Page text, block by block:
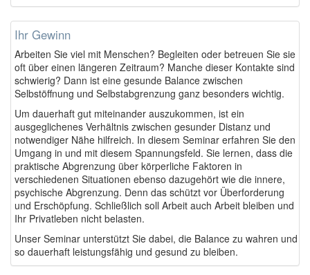
Ihr Gewinn
Arbeiten Sie viel mit Menschen? Begleiten oder betreuen Sie sie
oft über einen längeren Zeitraum? Manche dieser Kontakte sind
schwierig? Dann ist eine gesunde Balance zwischen
Selbstöffnung und Selbstabgrenzung ganz besonders wichtig.
Um dauerhaft gut miteinander auszukommen, ist ein
ausgeglichenes Verhältnis zwischen gesunder Distanz und
notwendiger Nähe hilfreich. In diesem Seminar erfahren Sie den
Umgang in und mit diesem Spannungsfeld. Sie lernen, dass die
praktische Abgrenzung über körperliche Faktoren in
verschiedenen Situationen ebenso dazugehört wie die innere,
psychische Abgrenzung. Denn das schützt vor Überforderung
und Erschöpfung. Schließlich soll Arbeit auch Arbeit bleiben und
Ihr Privatleben nicht belasten.
Unser Seminar unterstützt Sie dabei, die Balance zu wahren und
so dauerhaft leistungsfähig und gesund zu bleiben.